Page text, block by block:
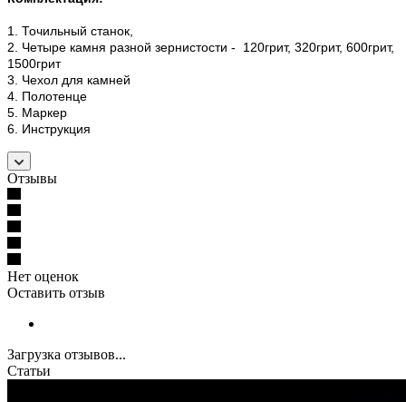
1. Точильный станок,
2. Четыре камня разной зернистости - 120грит, 320грит, 600грит,
1500грит
3. Чехол для камней
4. Полотенце
5. Маркер
6. Инструкция
Отзывы
Нет оценок
Оставить отзыв
Загрузка отзывов...
Статьи